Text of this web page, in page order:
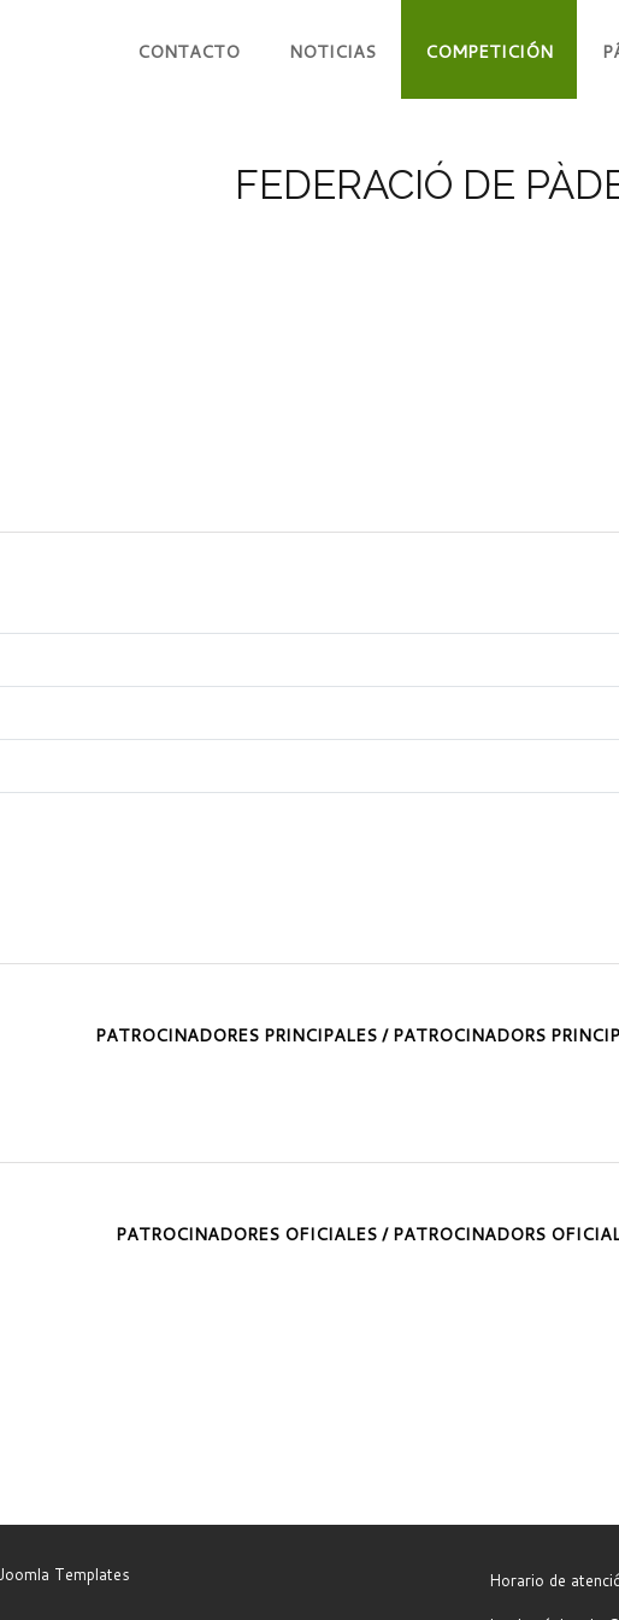
CONTACTO NOTICIAS COMPETICIÓN
FEDERACIÓ DE
PATROCINADORES PRINCIPALES / PATROCINADORS
PATROCINADORES OFICIALES / PATROCINADORS
Joomla Templates Horario de